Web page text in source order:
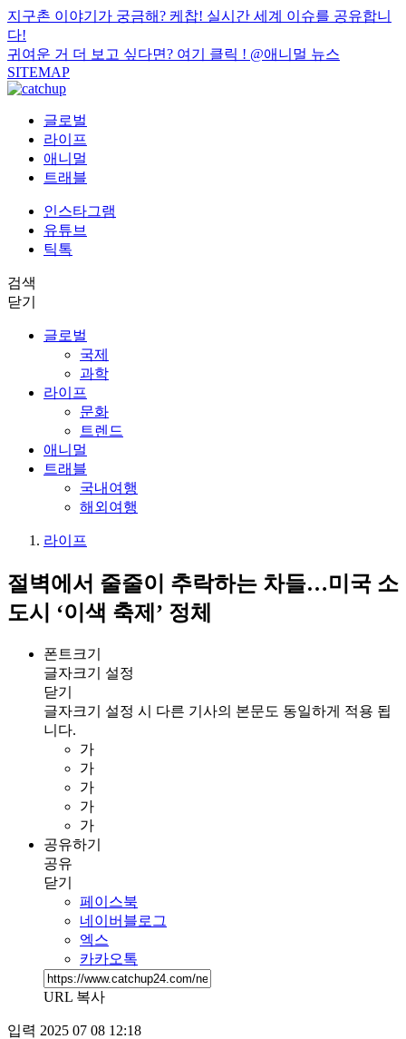
지구촌 이야기가 궁금해? 케찹! 실시간 세계 이슈를 공유합니
다!
귀여운 거 더 보고 싶다면? 여기 클릭 ! @애니멀 뉴스
SITEMAP
글로벌
라이프
애니멀
트래블
인스타그램
유튜브
틱톡
검색
닫기
글로벌
국제
과학
라이프
문화
트렌드
애니멀
트래블
국내여행
해외여행
라이프
절벽에서 줄줄이 추락하는 차들…미국 소
도시 ‘이색 축제’ 정체
폰트크기
글자크기 설정
닫기
글자크기 설정 시 다른 기사의 본문도 동일하게 적용 됩
니다.
가
가
가
가
가
공유하기
공유
닫기
페이스북
네이버블로그
엑스
카카오톡
URL 복사
입력 2025 07 08 12:18